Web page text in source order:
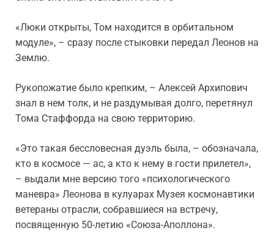
«Люки открыты, Том находится в орбитальном
модуле», – сразу после стыковки передал Леонов на
Землю.
Рукопожатие было крепким, – Алексей Архипович
знал в нем толк, и не раздумывая долго, перетянул
Тома Стаффорда на свою территорию.
«Это такая бессловесная дуэль была, – обозначала,
кто в космосе — ас, а кто к нему в гости прилетел»,
– выдали мне версию того «психологического
маневра» Леонова в кулуарах Музея космонавтики
ветераны отрасли, собравшиеся на встречу,
посвященную 50-летию «Союза-Аполлона».